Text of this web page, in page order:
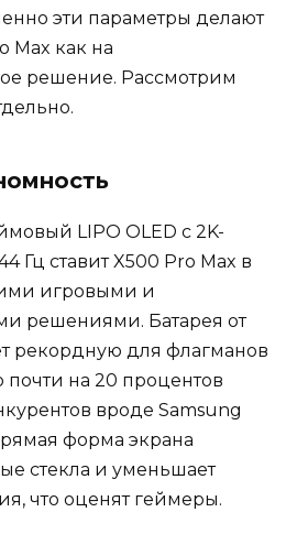
эти параметры делают
Max как на
решение. Рассмотрим
LIPO OLED с 2K-
Гц ставит X500 Pro Max в
игровыми и
решениями. Батарея от
рекордную для флагманов
почти на 20 процентов
вроде Samsung
форма экрана
стекла и уменьшает
что оценят геймеры.